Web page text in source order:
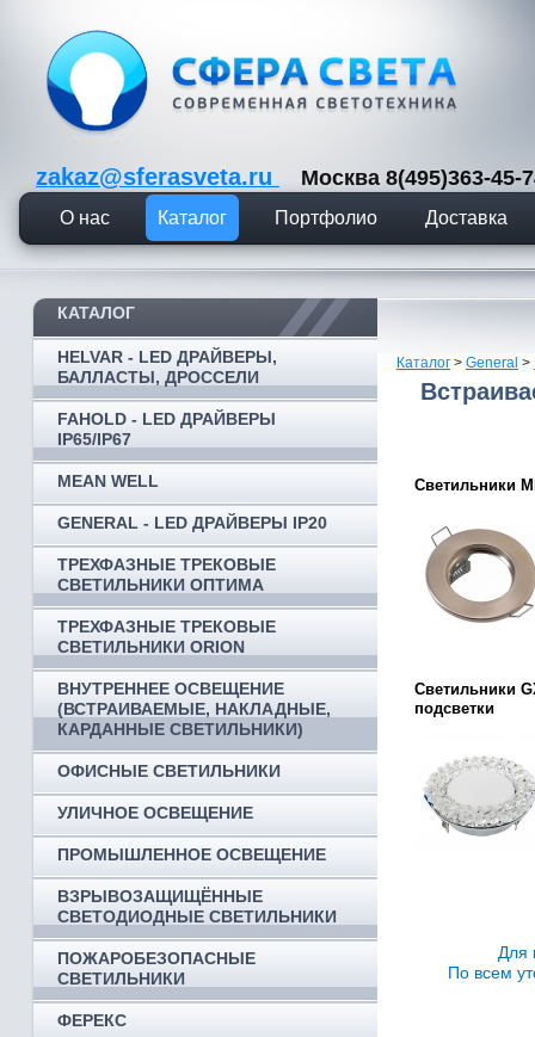
zakaz@sferasveta.ru Москва 8(495)363-
О нас Каталог Портфолио Доставка
КАТАЛОГ
HELVAR - LED ДРАЙВЕРЫ,
БАЛЛАСТЫ, ДРОССЕЛИ
FAHOLD - LED ДРАЙВЕРЫ
IP65/IP67
MEAN WELL
GENERAL - LED ДРАЙВЕРЫ IP20
ТРЕХФАЗНЫЕ ТРЕКОВЫЕ
СВЕТИЛЬНИКИ ОПТИМА
ТРЕХФАЗНЫЕ ТРЕКОВЫЕ
СВЕТИЛЬНИКИ ORION
ВНУТРЕННЕЕ ОСВЕЩЕНИЕ
(ВСТРАИВАЕМЫЕ, НАКЛАДНЫЕ,
КАРДАННЫЕ СВЕТИЛЬНИКИ)
ОФИСНЫЕ СВЕТИЛЬНИКИ
УЛИЧНОЕ ОСВЕЩЕНИЕ
ПРОМЫШЛЕННОЕ ОСВЕЩЕНИЕ
ВЗРЫВОЗАЩИЩЁННЫЕ
СВЕТОДИОДНЫЕ СВЕТИЛЬНИКИ
ПОЖАРОБЕЗОПАСНЫЕ
СВЕТИЛЬНИКИ
ФЕРЕКС
Каталог > General >
Светильники
Светильники
подсветки
Для
По всем